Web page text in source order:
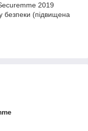
2019
безпеки (підвищена